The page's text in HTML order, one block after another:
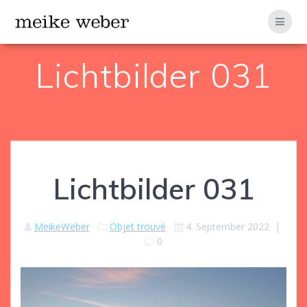
Lichtbilder 031
Lichtbilder 031
MeikeWeber Objet trouvé 4. September 2022|
0